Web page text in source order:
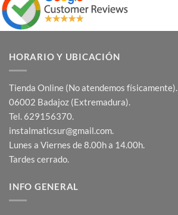
HORARIO Y UBICACIÓN
Tienda Online (No atendemos físicamente).
06002 Badajoz (Extremadura).
Tel. 629156370.
instalmaticsur@gmail.com.
Lunes a Viernes de 8.00h a 14.00h.
Tardes cerrado.
INFO GENERAL